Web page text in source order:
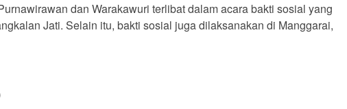
dan Warakawuri terlibat dalam acara bakti sosial yang
Jati. Selain itu, bakti sosial juga dilaksanakan di Manggarai,